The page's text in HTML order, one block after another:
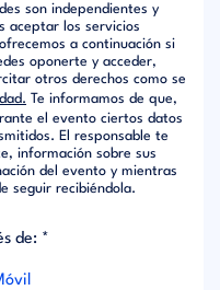
son independientes y
aceptar los servicios
a continuación si
oponerte y acceder,
otros derechos como se
Te informamos de que,
el evento ciertos datos
El responsable te
información sobre sus
del evento y mientras
seguir recibiéndola.
de: *